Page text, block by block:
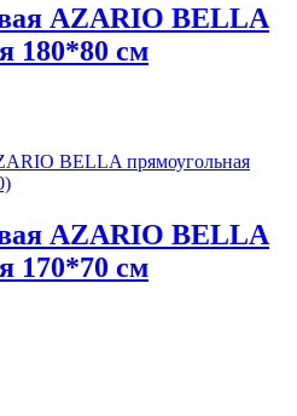
AZARIO BELLA
180*80 см
AZARIO BELLA
170*70 см